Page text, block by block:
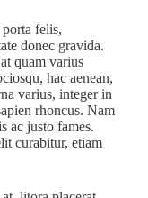
felis,
donec gravida.
quam varius
hac aenean,
varius, integer in
rhoncus. Nam
ac justo fames.
curabitur, etiam